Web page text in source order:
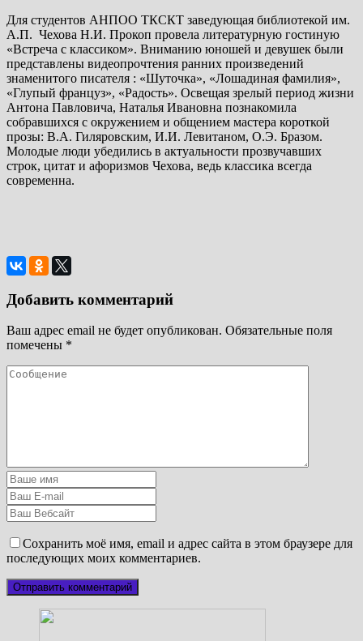
Для студентов АНПОО ТКСКТ заведующая библиотекой им.
А.П. Чехова Н.И. Прокоп провела литературную гостиную
«Встреча с классиком». Вниманию юношей и девушек были
представлены видеопрочтения ранних произведений
знаменитого писателя : «Шуточка», «Лошадиная фамилия»,
«Глупый француз», «Радость». Освещая зрелый период жизни
Антона Павловича, Наталья Ивановна познакомила
собравшихся с окружением и общением мастера короткой
прозы: В.А. Гиляровским, И.И. Левитаном, О.Э. Бразом.
Молодые люди убедились в актуальности прозвучавших
строк, цитат и афоризмов Чехова, ведь классика всегда
современна.
Добавить комментарий
Ваш адрес email не будет опубликован. Обязательные поля
помечены *
Сохранить моё имя, email и адрес сайта в этом браузере для
последующих моих комментариев.